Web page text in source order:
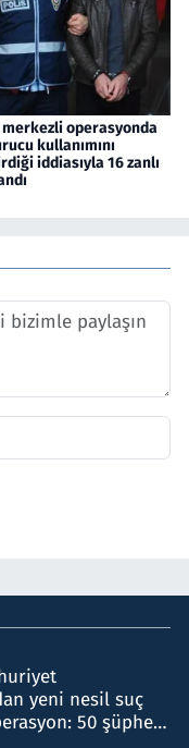
merkezli operasyonda
kullanımını
iddiasıyla 16 zanlı
yeni nesil suç
50 şüpheli